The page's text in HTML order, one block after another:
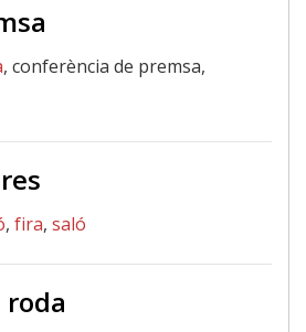
, conferència de premsa,
, fira, saló